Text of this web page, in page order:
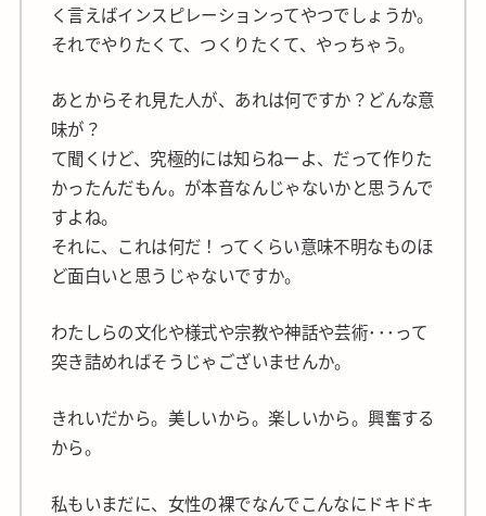
く言えばインスピレーションってやつでしょうか。
それでやりたくて、つくりたくて、やっちゃう。
あとからそれ見た人が、あれは何ですか？どんな意
味が？
て聞くけど、究極的には知らねーよ、だって作りた
かったんだもん。が本音なんじゃないかと思うんで
すよね。
それに、これは何だ！ってくらい意味不明なものほ
ど面白いと思うじゃないですか。
わたしらの文化や様式や宗教や神話や芸術･･･って
突き詰めればそうじゃございませんか。
きれいだから。美しいから。楽しいから。興奮する
から。
私もいまだに、女性の裸でなんでこんなにドキドキ